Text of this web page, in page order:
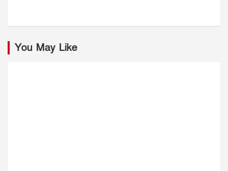
You May Like